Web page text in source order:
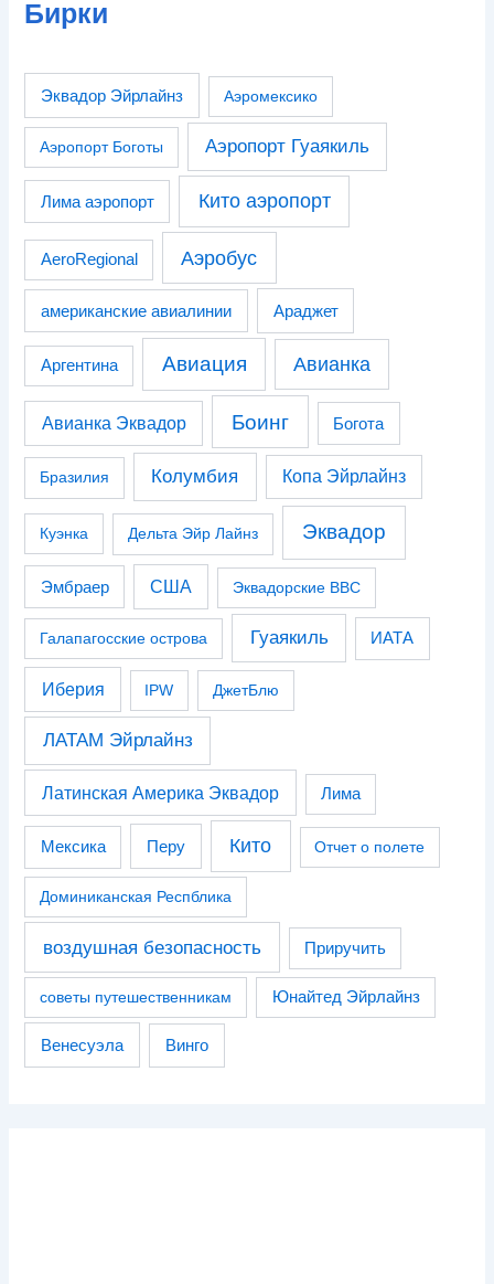
Бирки
Эквадор Эйрлайнз Аэромексико
Аэропорт Боготы Аэропорт Гуаякиль
Лима аэропорт Кито аэропорт
AeroRegional Аэробус
американские авиалинии Араджет
Аргентина Авиация Авианка
Авианка Эквадор Боинг Богота
Бразилия Колумбия Копа Эйрлайнз
Куэнка Дельта Эйр Лайнз Эквадор
Эмбраер США Эквадорские ВВС
Галапагосские острова Гуаякиль ИАТА
Иберия IPW ДжетБлю
ЛАТАМ Эйрлайнз
Латинская Америка Эквадор Лима
Мексика Перу Кито Отчет о полете
Доминиканская Респблика
воздушная безопасность Приручить
советы путешественникам Юнайтед Эйрлайнз
Венесуэла Винго